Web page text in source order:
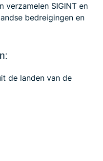
verzamelen SIGINT en
bedreigingen en
de landen van de